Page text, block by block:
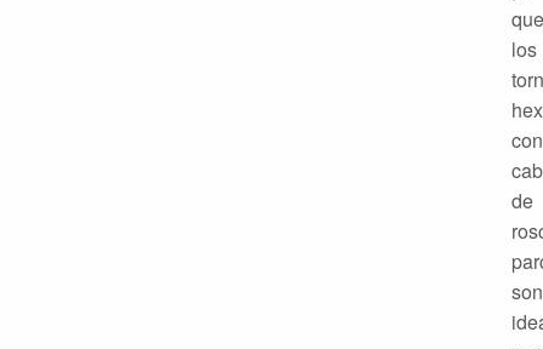
que
los
con
de
son